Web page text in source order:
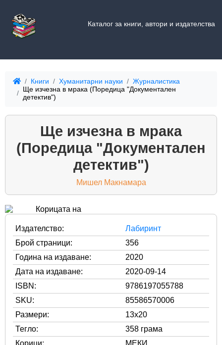
Каталог за книги, автори и издателства
Книги Хуманитарни науки
Журналистика
Ще изчезна в мрака (Поредица "Документален
детектив")
Ще изчезна в мрака
(Поредица "Документален
детектив")
Мишел Макнамара
Издателство:
Лабиринт
Брой страници:
356
Година на издаване:
2020
Дата на издаване:
2020-09-14
ISBN:
9786197055788
SKU:
85586570006
Размери:
13x20
Тегло:
358 грама